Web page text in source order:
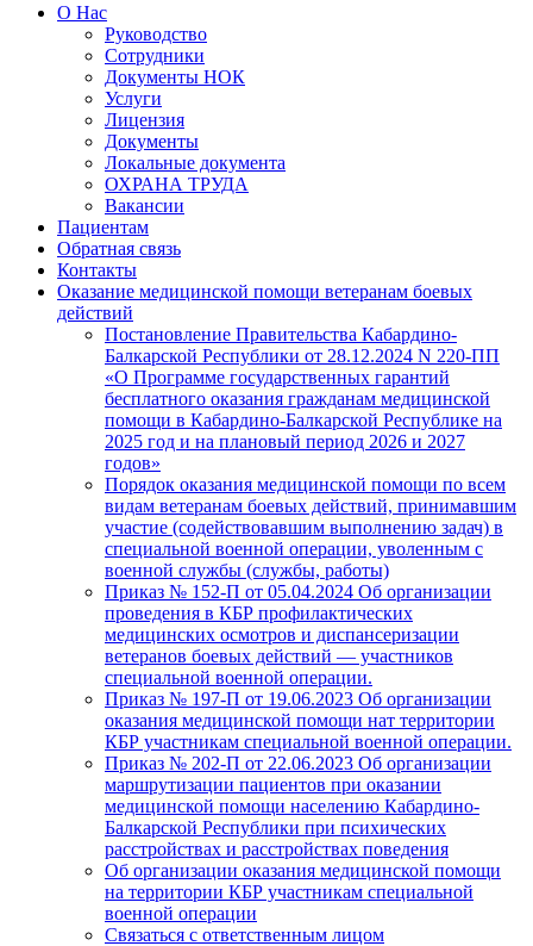
О Нас
Руководство
Сотрудники
Документы НОК
Услуги
Лицензия
Документы
Локальные документа
ОХРАНА ТРУДА
Вакансии
Пациентам
Обратная связь
Контакты
Оказание медицинской помощи ветеранам боевых
действий
Постановление Правительства Кабардино-
Балкарской Республики от 28.12.2024 N 220-ПП
«О Программе государственных гарантий
бесплатного оказания гражданам медицинской
помощи в Кабардино-Балкарской Республике на
2025 год и на плановый период 2026 и 2027
годов»
Порядок оказания медицинской помощи по всем
видам ветеранам боевых действий, принимавшим
участие (содействовавшим выполнению задач) в
специальной военной операции, уволенным с
военной службы (службы, работы)
Приказ № 152-П от 05.04.2024 Об организации
проведения в КБР профилактических
медицинских осмотров и диспансеризации
ветеранов боевых действий — участников
специальной военной операции.
Приказ № 197-П от 19.06.2023 Об организации
оказания медицинской помощи нат территории
КБР участникам специальной военной операции.
Приказ № 202-П от 22.06.2023 Об организации
маршрутизации пациентов при оказании
медицинской помощи населению Кабардино-
Балкарской Республики при психических
расстройствах и расстройствах поведения
Об организации оказания медицинской помощи
на территории КБР участникам специальной
военной операции
Связаться с ответственным лицом